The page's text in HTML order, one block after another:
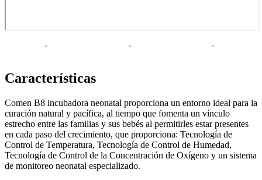
Características
Comen B8 incubadora neonatal proporciona un entorno ideal para la
curación natural y pacífica, al tiempo que fomenta un vínculo
estrecho entre las familias y sus bebés al permitirles estar presentes
en cada paso del crecimiento, que proporciona: Tecnología de
Control de Temperatura, Tecnología de Control de Humedad,
Tecnología de Control de la Concentración de Oxígeno y un sistema
de monitoreo neonatal especializado.